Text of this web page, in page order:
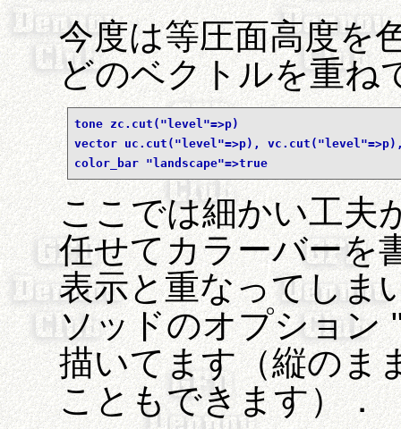
今度は等圧面高度を
どのベクトルを重ね
tone zc.cut("level"=>p)
vector uc.cut("level"=>p),
color_bar "landscape"=>true
ここでは細かい工夫
任せてカラーバーを
表示と重なってしま
ソッドのオプション
描いてます（縦のま
こともできます）．